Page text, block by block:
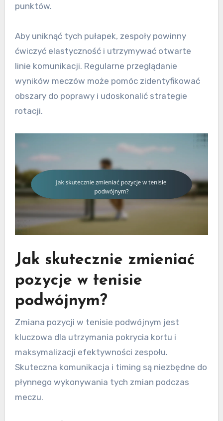
punktów.
Aby uniknąć tych pułapek, zespoły powinny
ćwiczyć elastyczność i utrzymywać otwarte
linie komunikacji. Regularne przeglądanie
wyników meczów może pomóc zidentyfikować
obszary do poprawy i udoskonalić strategie
rotacji.
Jak skutecznie zmieniać
pozycje w tenisie
podwójnym?
Zmiana pozycji w tenisie podwójnym jest
kluczowa dla utrzymania pokrycia kortu i
maksymalizacji efektywności zespołu.
Skuteczna komunikacja i timing są niezbędne do
płynnego wykonywania tych zmian podczas
meczu.